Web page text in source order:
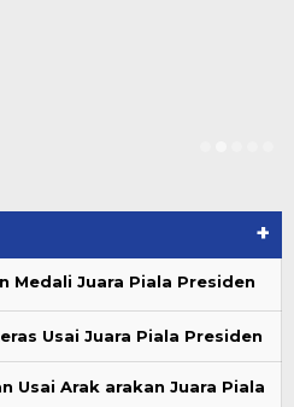
+
Medali Juara Piala Presiden
Usai Juara Piala Presiden
Usai Arak arakan Juara Piala